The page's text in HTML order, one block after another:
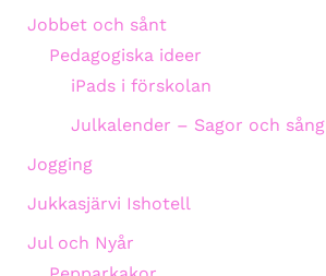
Jobbet och sånt
Pedagogiska ideer
iPads i förskolan
Julkalender – Sagor och sång
Jogging
Jukkasjärvi Ishotell
Jul och Nyår